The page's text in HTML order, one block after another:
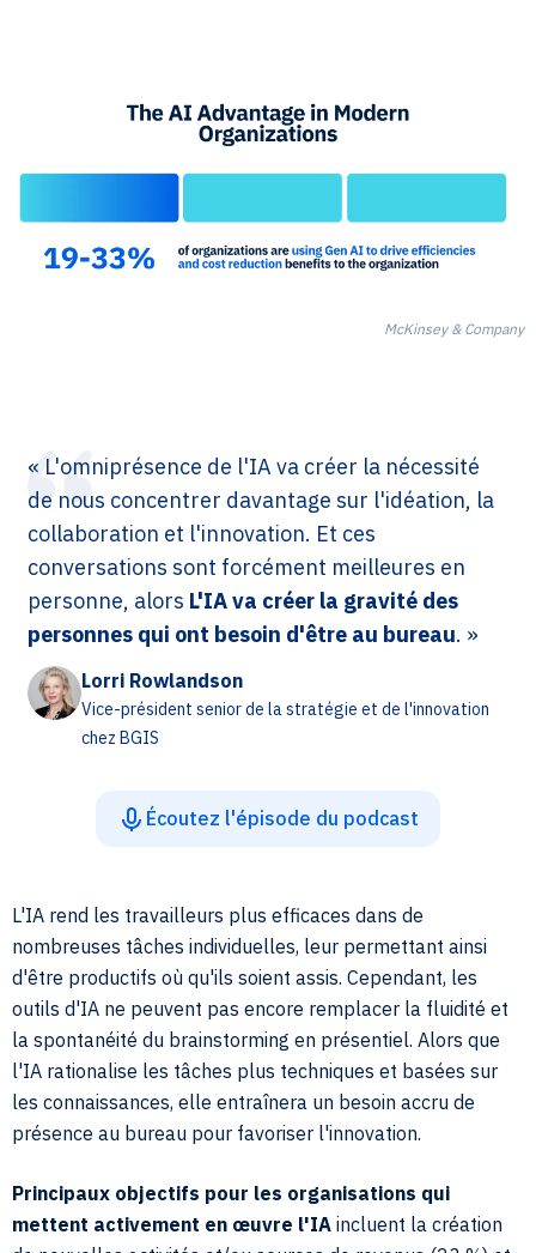
McKinsey & Company
« L'omniprésence de l'IA va créer la nécessité
de nous concentrer davantage sur l'idéation, la
collaboration et l'innovation. Et ces
conversations sont forcément meilleures en
personne, alors L'IA va créer la gravité des
personnes qui ont besoin d'être au bureau. »
Lorri Rowlandson
Vice-président senior de la stratégie et de l'innovation
chez BGIS
Écoutez l'épisode du podcast
L'IA rend les travailleurs plus efficaces dans de
nombreuses tâches individuelles, leur permettant ainsi
d'être productifs où qu'ils soient assis. Cependant, les
outils d'IA ne peuvent pas encore remplacer la fluidité et
la spontanéité du brainstorming en présentiel. Alors que
l'IA rationalise les tâches plus techniques et basées sur
les connaissances, elle entraînera un besoin accru de
présence au bureau pour favoriser l'innovation.
Principaux objectifs pour les organisations qui
mettent activement en œuvre l'IA incluent la création